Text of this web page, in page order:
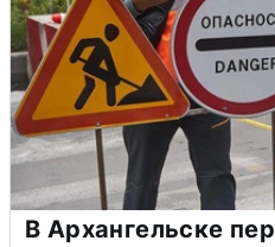
В Архангельске